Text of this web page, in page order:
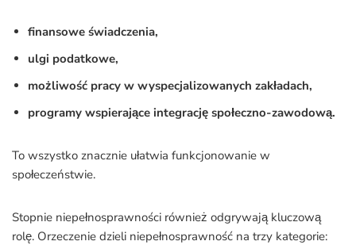
finansowe świadczenia,
ulgi podatkowe,
możliwość pracy w wyspecjalizowanych zakładach,
programy wspierające integrację społeczno-zawodową.
To wszystko znacznie ułatwia funkcjonowanie w
społeczeństwie.
Stopnie niepełnosprawności również odgrywają kluczową
rolę. Orzeczenie dzieli niepełnosprawność na trzy kategorie: